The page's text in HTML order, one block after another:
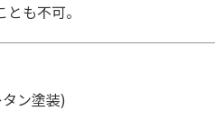
も不可。
ン塗装)